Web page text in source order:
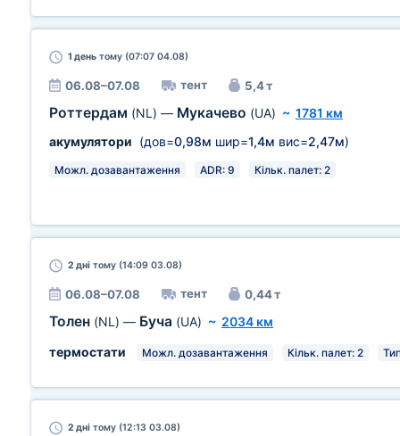
1 день тому (07:07 04.08)
06.08–07.08 тент 5,4 т
Роттердам (NL) — Мукачево (UA) ~ 1781 км
акумулятори (дов=0,98м шир=1,4м вис=2,47м)
Можл. дозавантаження ADR: 9 Кільк. палет: 2
2 дні тому (14:09 03.08)
06.08–07.08 тент 0,44 т
Толен (NL) — Буча (UA) ~ 2034 км
термостати
Можл. дозавантаження Кільк. палет: 2
2 дні тому (12:13 03.08)